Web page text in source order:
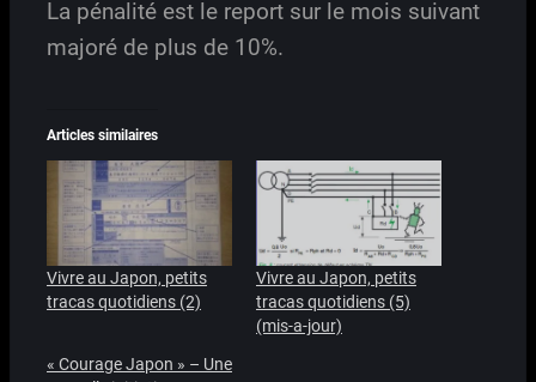
La pénalité est le report sur le mois suivant
majoré de plus de 10%.
Articles similaires
Vivre au Japon, petits
tracas quotidiens (2)
Vivre au Japon, petits
tracas quotidiens (5)
(mis-a-jour)
« Courage Japon » – Une